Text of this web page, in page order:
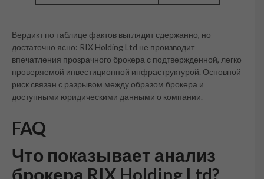
Вердикт по таблице фактов выглядит сдержанно, но
достаточно ясно: RIX Holding Ltd не производит
впечатления прозрачного брокера с подтвержденной, легко
проверяемой инвестиционной инфраструктурой. Основной
риск связан с разрывом между образом брокера и
доступными юридическими данными о компании.
FAQ
Что показывает анализ
брокера RIX Holding Ltd?